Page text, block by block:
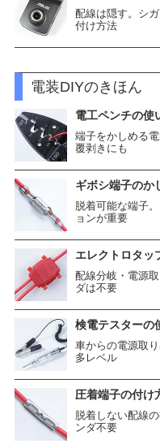
配線は隠す。シ
付け方法
電装DIYのきほん
電工ペンチの使
端子をかしめる
覆剥きにも
ギボシ端子のか
脱着可能な端子
ョンが重要
エレクトロタッ
配線分岐・電源
ダは不要
検電テスターの
車からの電源取
多レベル
圧着端子の付け
脱着しない配線
ンダ不要